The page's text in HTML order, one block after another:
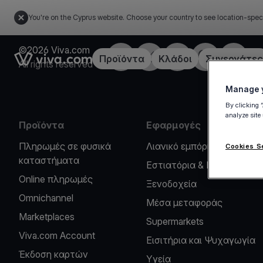
You're on the Cyprus website. Choose your country to see location-
Link to the homepageΠροϊόντα Κλάδοι Συνεργάτες
©2026 Viva.com
All rights reserved
Facebook
X LinkedInInstagramYouTube
Προϊόντα
Πληρωμές σε φυσικά
καταστήματα
Online πληρωμές
Omnichannel
Marketplaces
Viva.com Account
Έκδοση καρτών
Εφαρμογές
Λιανικό εμπόριο
Εστιατόρια & Καφέ
Ξενοδοχεία
Μέσα μεταφοράς
Supermarkets
Εισιτήρια και Ψυχαγωγία
Υγεία
Manage
By clicking
analyze
Cookies